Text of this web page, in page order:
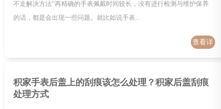
不走解决方法”再精确的手表佩戴时间较长，没有进行检测与维护保养
的话，都是会出现一些问题。就比如说手表...
查看详
积家手表后盖上的刮痕该怎么处理？积家后盖刮痕
处理方式